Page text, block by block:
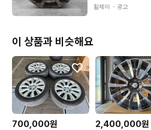
혹여나 문제 발생시 개인간 거래와
휠제이 ・ 광고
이 상품과 비슷해요
700,000원 2,400,000원